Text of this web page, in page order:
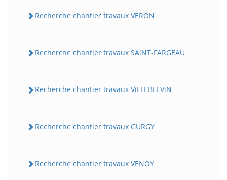
Recherche chantier travaux VERON
Recherche chantier travaux SAiNT-FARGEAU
Recherche chantier travaux ViLLEBLEViN
Recherche chantier travaux GURGY
Recherche chantier travaux VENOY